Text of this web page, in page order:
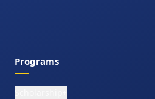
Programs